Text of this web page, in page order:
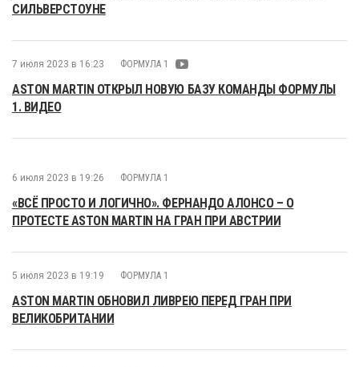
СИЛЬВЕРСТОУНЕ
7 июля 2023 в 16:23 ФОРМУЛА 1
ASTON MARTIN ОТКРЫЛ НОВУЮ БАЗУ КОМАНДЫ ФОРМУЛЫ
1. ВИДЕО
6 июля 2023 в 19:26 ФОРМУЛА 1
«ВСЁ ПРОСТО И ЛОГИЧНО». ФЕРНАНДО АЛОНСО – О
ПРОТЕСТЕ ASTON MARTIN НА ГРАН ПРИ АВСТРИИ
5 июля 2023 в 19:19 ФОРМУЛА 1
ASTON MARTIN ОБНОВИЛ ЛИВРЕЮ ПЕРЕД ГРАН ПРИ
ВЕЛИКОБРИТАНИИ